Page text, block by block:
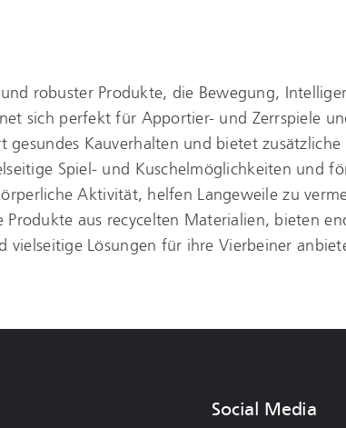
robuster Produkte, die Bewegung,
sich perfekt für Apportier- und Zerrspiele
Kauverhalten und bietet
Spiel- und Kuschelmöglichkeiten und
Aktivität, helfen Langeweile zu
aus recycelten Materialien, bieten
Lösungen für ihre Vierbeiner
Social Media